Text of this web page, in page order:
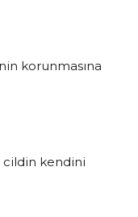
korunmasına
cildin kendini